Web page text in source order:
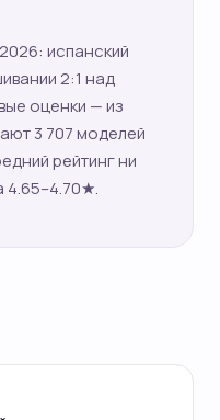
испанский
2:1 над
оценки — из
3 707 моделей
рейтинг ни
4.65–4.70★.